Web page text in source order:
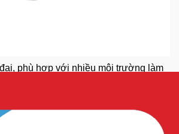
phù hợp với nhiều môi trường làm
cấp, chống mài mòn và bền bỉ trong